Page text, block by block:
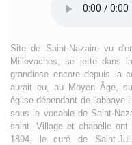
Site de Saint-Nazaire vu
Millevaches, se jette dans
grandiose encore depuis la
aurait eu, au Moyen Âge,
église dépendant de l'abbaye
sous le vocable de Saint-
saint. Village et chapelle
1894, le curé de Saint-